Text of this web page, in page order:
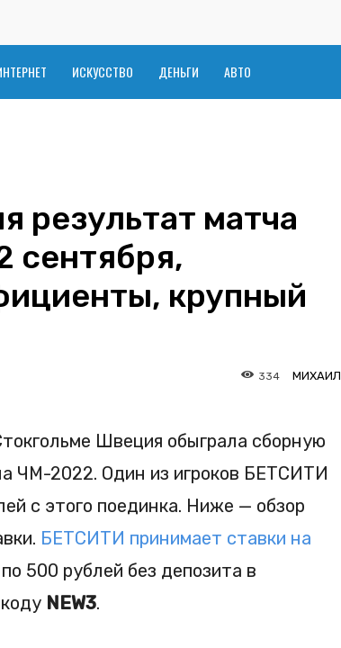
ИСКУССТВО ДЕНЬГИ АВТО
результат матча
сентября,
крупный
МИХАИЛ
334
Швеция обыграла сборную
ЧМ-2022. Один из игроков БЕТСИТИ
с этого поединка. Ниже — обзор
БЕТСИТИ принимает ставки на
500 рублей без депозита в
NEW3.